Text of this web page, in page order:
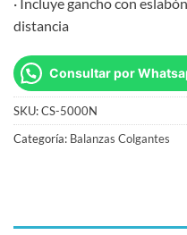
distancia
Consultar por
SKU:CS-5000N
Categoría: Balanzas Colgantes